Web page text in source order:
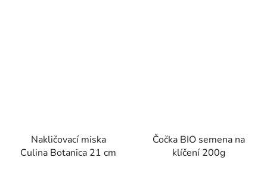
Nakličovací miska
Culina Botanica 21 cm
Čočka BIO semena na
klíčení 200g